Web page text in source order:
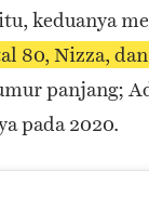
keduanya
80, Nizza,
panjang;
pada 2020.